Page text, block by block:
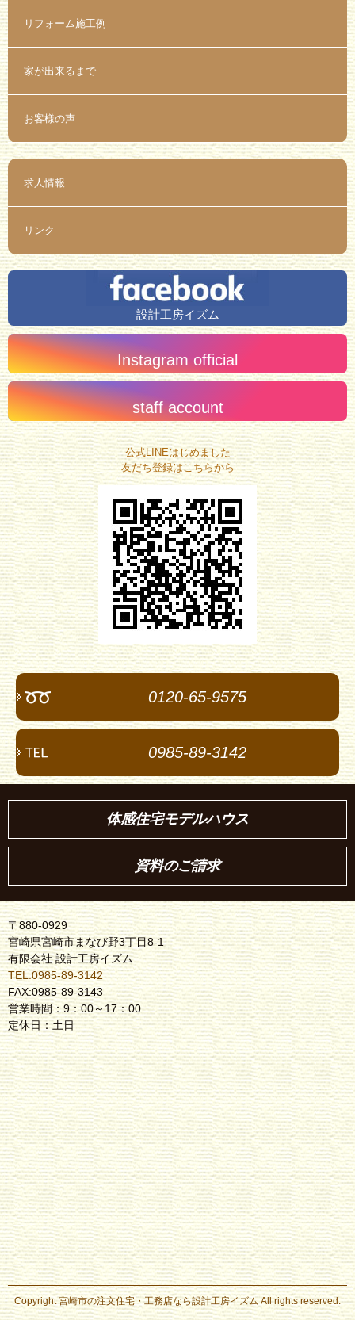
リフォーム施工例
家が出来るまで
お客様の声
求人情報
リンク
設計工房イズム
Instagram official
staff account
公式LINEはじめました
友だち登録はこちらから
0120-65-9575
0985-89-3142
体感住宅モデルハウス
資料のご請求
〒880-0929
宮崎県宮崎市まなび野3丁目8-1
有限会社 設計工房イズム
TEL:0985-89-3142
FAX:0985-89-3143
営業時間：9：00～17：00
定休日：土日
Copyright宮崎市の注文住宅・工務店なら設計工房イズムAll rights reserved.